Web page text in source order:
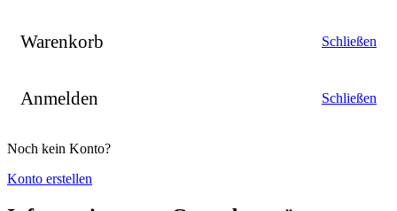
Warenkorb Schließen
Anmelden Schließen
Noch kein Konto?
Konto erstellen